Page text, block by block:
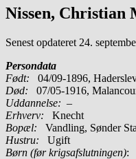
Nissen, Christian
Senest opdateret 24.
Persondata
Født: 04/09-1896,
Død: 07/05-1916,
Uddannelse: –
Erhverv: Knecht
Bopæl: Vandling, Sønder
Hustru: Ugift
Børn (før krigsafslutningen):